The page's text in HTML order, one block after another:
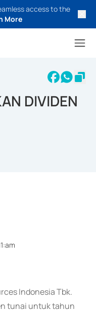
access to the
More
DIVIDEN
Indonesia Tbk.
tunai untuk tahun